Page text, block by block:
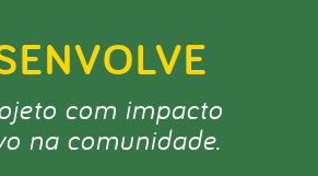
com impacto
na comunidade.